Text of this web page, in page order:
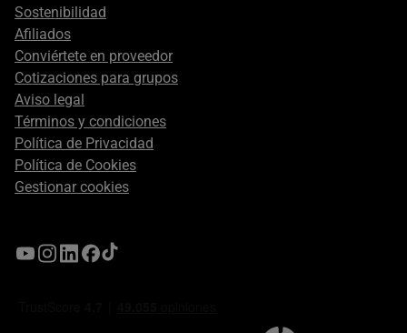
Sostenibilidad
Afiliados
Conviértete en proveedor
Cotizaciones para grupos
Aviso legal
Términos y condiciones
Política de Privacidad
Política de Cookies
Gestionar cookies